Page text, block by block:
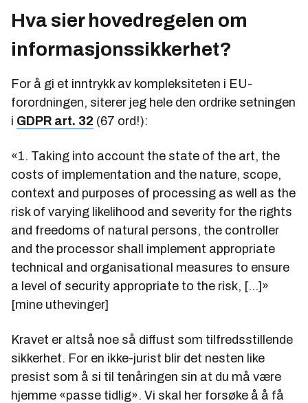
Hva sier hovedregelen om
informasjonssikkerhet?
For å gi et inntrykk av kompleksiteten i EU-
forordningen, siterer jeg hele den ordrike setningen
i GDPR art. 32 (67 ord!):
«1. Taking into account the state of the art, the
costs of implementation and the nature, scope,
context and purposes of processing as well as the
risk of varying likelihood and severity for the rights
and freedoms of natural persons, the controller
and the processor shall implement appropriate
technical and organisational measures to ensure
a level of security appropriate to the risk, [...]»
[mine uthevinger]
Kravet er altså noe så diffust som tilfredsstillende
sikkerhet. For en ikke-jurist blir det nesten like
presist som å si til tenåringen sin at du må være
hjemme «passe tidlig». Vi skal her forsøke å å få